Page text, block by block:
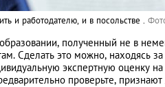
и работодателю, и в посольстве .
полученный не в
Сделать это можно, находясь
экспертную оценку
проверьте,